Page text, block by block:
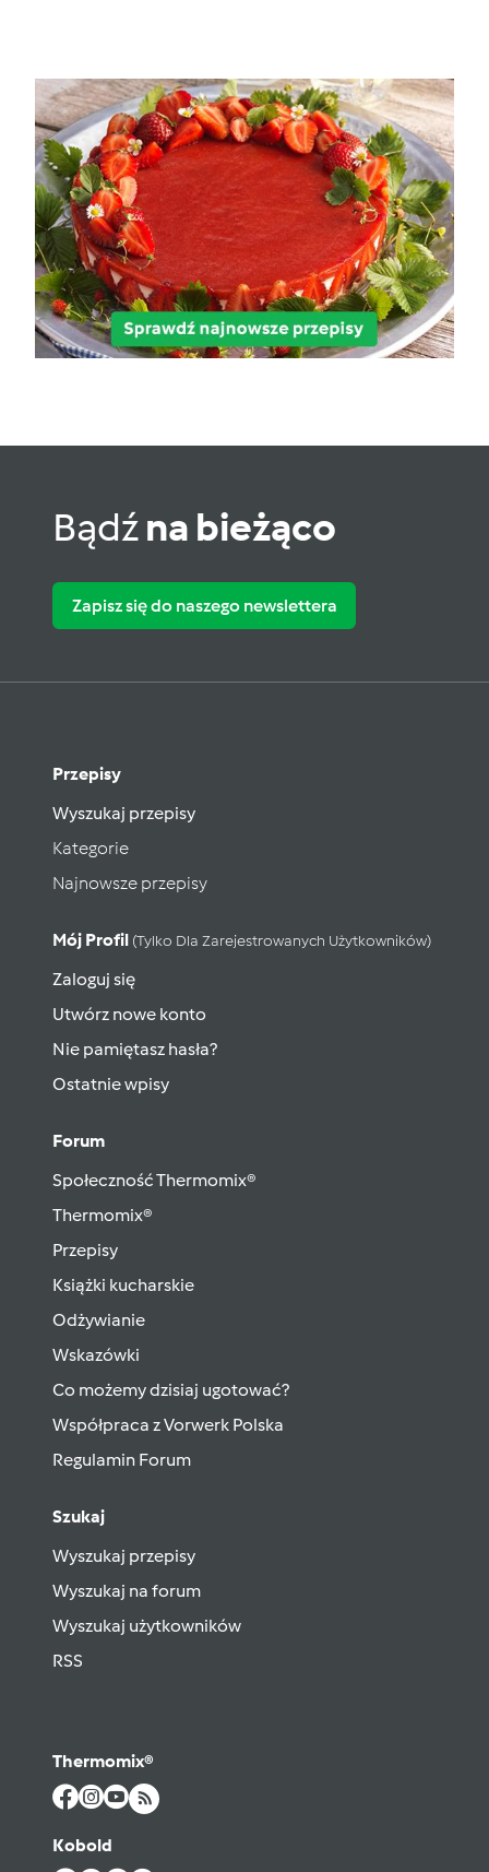
Bądźna bieżąco
Zapisz się do naszego newslettera
Przepisy
Wyszukaj przepisy
Kategorie
Najnowsze przepisy
Mój Profil (tylko Dla Zarejestrowanych Użytkowników)
Zaloguj się
Utwórz nowe konto
Nie pamiętasz hasła?
Ostatnie wpisy
Forum
Społeczność Thermomix®
Thermomix®
Przepisy
Książki kucharskie
Odżywianie
Wskazówki
Co możemy dzisiaj ugotować?
Współpraca z Vorwerk Polska
Regulamin Forum
Szukaj
Wyszukaj przepisy
Wyszukaj na forum
Wyszukaj użytkowników
RSS
Thermomix®
Kobold